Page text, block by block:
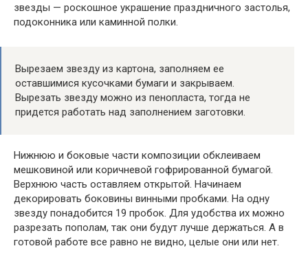
звезды — роскошное украшение праздничного застолья,
подоконника или каминной полки.
Вырезаем звезду из картона, заполняем ее
оставшимися кусочками бумаги и закрываем.
Вырезать звезду можно из пенопласта, тогда не
придется работать над заполнением заготовки.
Нижнюю и боковые части композиции обклеиваем
мешковиной или коричневой гофрированной бумагой.
Верхнюю часть оставляем открытой. Начинаем
декорировать боковины винными пробками. На одну
звезду понадобится 19 пробок. Для удобства их можно
разрезать пополам, так они будут лучше держаться. А в
готовой работе все равно не видно, целые они или нет.